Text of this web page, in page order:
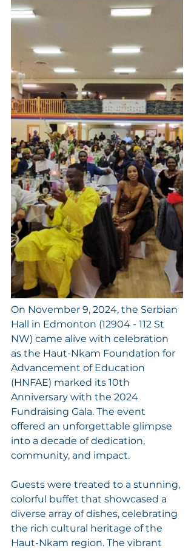
On November 9, 2024, the Serbian
Hall in Edmonton (12904 - 112 St
NW) came alive with celebration
as the Haut-Nkam Foundation for
Advancement of Education
(HNFAE) marked its 10th
Anniversary with the 2024
Fundraising Gala. The event
offered an unforgettable glimpse
into a decade of dedication,
community, and impact.
Guests were treated to a stunning,
colorful buffet that showcased a
diverse array of dishes, celebrating
the rich cultural heritage of the
Haut-Nkam region. The vibrant